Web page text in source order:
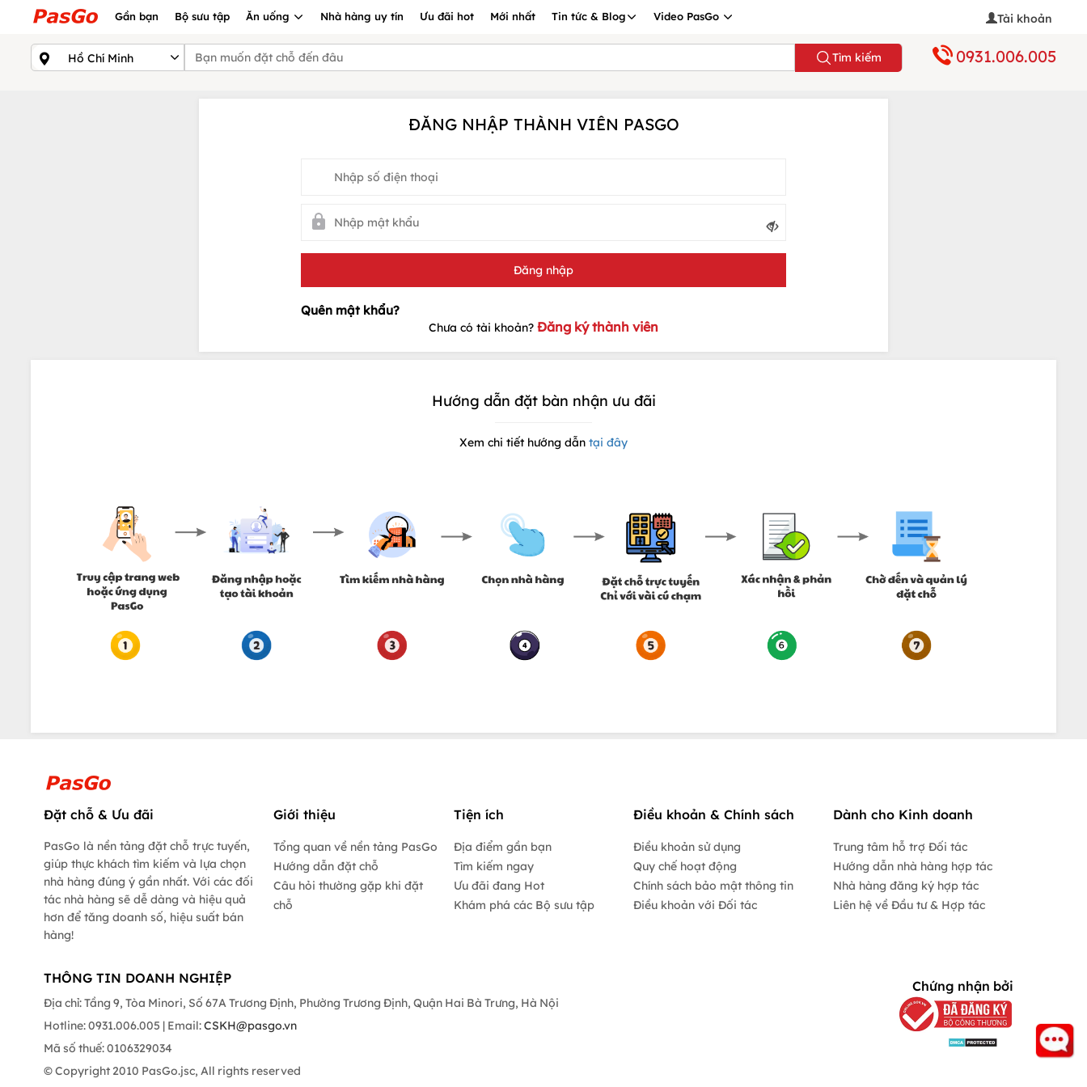
Gần bạn Bộ sưu tập Ăn uống Nhà hàng uy tín Ưu đãi hot Mới nhất Tin tức & Blog Video PasGo Tài khoản
Tìm kiếm 0931.006.005
ĐĂNG NHẬP THÀNH VIÊN PASGO
Chưa có tài khoản? Đăng ký thành viên
Hướng dẫn đặt bàn nhận ưu đãi
Xem chi tiết hướng dẫn tại đây
Đặt chỗ & Ưu đãi
PasGo là nền tảng đặt chỗ trực tuyến,
giúp thực khách tìm kiếm và lựa chọn
nhà hàng đúng ý gần nhất. Với các đối
tác nhà hàng sẽ dễ dàng và hiệu quả
hơn để tăng doanh số, hiệu suất bán
hàng!
Giới thiệu
Tổng quan về nền tảng PasGo
Hướng dẫn đặt chỗ
Câu hỏi thường gặp khi đặt
chỗ
Tiện ích
Địa điểm gần bạn
Tìm kiếm ngay
Ưu đãi đang Hot
Khám phá các Bộ sưu tập
Điều khoản & Chính sách
Điều khoản sử dụng
Quy chế hoạt động
Chính sách bảo mật thông tin
Điều khoản với Đối tác
Dành cho Kinh doanh
Trung tâm hỗ trợ Đối tác
Hướng dẫn nhà hàng hợp tác
Nhà hàng đăng ký hợp tác
Liên hệ về Đầu tư & Hợp tác
THÔNG TIN DOANH NGHIỆP
Địa chỉ: Tầng 9, Tòa Minori, Số 67A Trương Định, Phường Trương Định, Quận Hai Bà Trưng, Hà Nội
Hotline: 0931.006.005 | Email:CSKH@pasgo.vn
Mã số thuế: 0106329034
© Copyright 2010 PasGo.jsc, All rights reserved
Chứng nhận bởi